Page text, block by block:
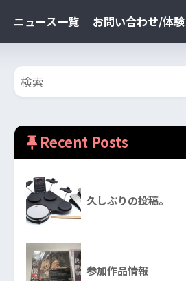
ニュース一覧 お問い合わせ/体
Recent Posts
久しぶりの投稿。
参加作品情報